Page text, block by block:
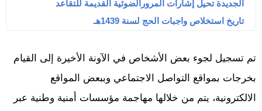
الجديدة تحيل إشارات المرورالضوئية القديمة للتقاعد
تاريخ استخلاص واجبات الحج لسنة 1439هـ
تم تسجيل لجوء بعض الأشخاص في الآونة الأخيرة إلى القيام
بخرجات بمواقع التواصل الاجتماعي وببعض المواقع
الالكترونية، يتم من خلالها مهاجمة مؤسسات أمنية وطنية عبر